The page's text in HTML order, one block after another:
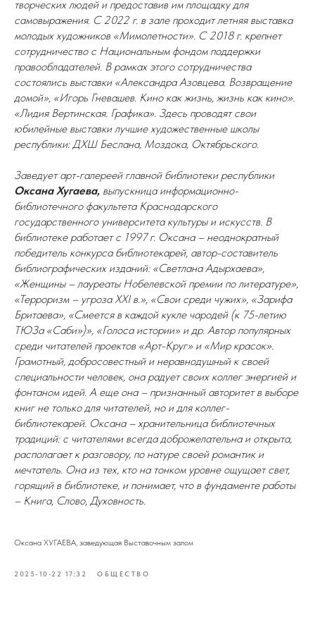
творческих людей и предоставив им площадку для
самовыражения. С 2022 г. в зале проходит летняя выставка
молодых художников «Мимолетности». С 2018 г. крепнет
сотрудничество с Национальным фондом поддержки
правообладателей. В рамках этого сотрудничества
состоялись выставки «Александра Азовцева. Возвращение
домой», «Игорь Гневашев. Кино как жизнь, жизнь как кино».
«Лидия Вертинская. Графика». Здесь проводят свои
юбилейные выставки лучшие художественные школы
республики: ДХШ Беслана, Моздока, Октябрьского.
Заведует арт-галереей главной библиотеки республики
Оксана Хугаева, выпускница информационно-
библиотечного факультета Краснодарского
государственного университета культуры и искусств. В
библиотеке работает с 1997 г. Оксана – неоднократный
победитель конкурса библиотекарей, автор-составитель
библиографических изданий: «Светлана Адырхаева»,
«Женщины – лауреаты Нобелевской премии по литературе»,
«Терроризм – угроза XXI в.», «Свои среди чужих», «Зарифа
Бритаева», «Смеется в каждой кукле чародей (к 75-летию
ТЮЗа «Саби»)», «Голоса истории» и др. Автор популярных
среди читателей проектов «Арт-Круг» и «Мир красок».
Грамотный, добросовестный и неравнодушный к своей
специальности человек, она радует своих коллег энергией и
фонтаном идей. А еще она – признанный авторитет в выборе
книг не только для читателей, но и для коллег-
библиотекарей. Оксана – хранительница библиотечных
традиций: с читателями всегда доброжелательна и открыта,
располагает к разговору, по натуре своей романтик и
мечтатель. Она из тех, кто на тонком уровне ощущает свет,
горящий в библиотеке, и понимает, что в фундаменте работы
– Книга, Слово, Духовность.
Оксана ХУГАЕВА, заведующая Выставочным залом
2025-10-22 17:32 ОБЩЕСТВО